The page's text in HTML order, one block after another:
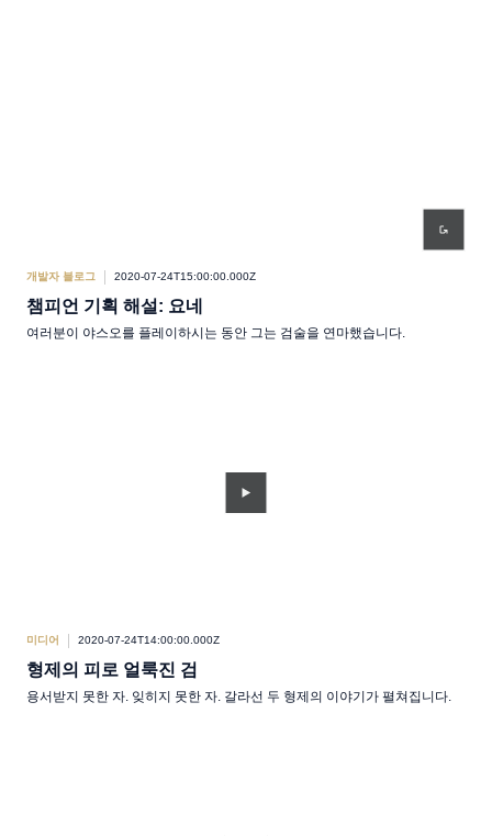
개발자 블로그 2020-07-24T15:00:00.000Z
챔피언 기획 해설: 요네
여러분이 야스오를 플레이하시는 동안 그는 검술을 연마했습니다.
미디어 2020-07-24T14:00:00.000Z
형제의 피로 얼룩진 검
용서받지 못한 자. 잊히지 못한 자. 갈라선 두 형제의 이야기가 펼쳐집니다.